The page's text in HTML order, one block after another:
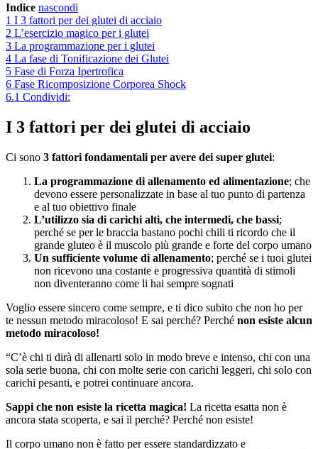
Indice nascondi
1 I 3 fattori per dei glutei di acciaio
2 L’esercizio magico per i glutei
3 La programmazione per i glutei
4 La fase di Tonificazione dei Glutei
5 Fase di Forza Ipertrofica
6 Fase Ricomposizione Corporea Shock
6.1 Condividi:
I 3 fattori per dei glutei di acciaio
Ci sono 3 fattori fondamentali per avere dei super glutei:
La programmazione di allenamento ed alimentazione; che
devono essere personalizzate in base al tuo punto di partenza
e al tuo obiettivo finale
L’utilizzo sia di carichi alti, che intermedi, che bassi;
perché se per le braccia bastano pochi chili ti ricordo che il
grande gluteo è il muscolo più grande e forte del corpo umano
Un sufficiente volume di allenamento; perché se i tuoi glutei
non ricevono una costante e progressiva quantità di stimoli
non diventeranno come li hai sempre sognati
Voglio essere sincero come sempre, e ti dico subito che non ho per
te nessun metodo miracoloso! E sai perché? Perché non esiste alcun
metodo miracoloso!
“C’è chi ti dirà di allenarti solo in modo breve e intenso, chi con una
sola serie buona, chi con molte serie con carichi leggeri, chi solo con
carichi pesanti, e potrei continuare ancora.
Sappi che non esiste la ricetta magica! La ricetta esatta non è
ancora stata scoperta, e sai il perché? Perché non esiste!
Il corpo umano non è fatto per essere standardizzato e